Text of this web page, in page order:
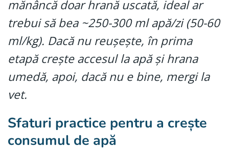
mănâncă doar hrană uscată, ideal ar
trebui să bea ~250-300 ml apă/zi (50-60
ml/kg). Dacă nu reușește, în prima
etapă crește accesul la apă și hrana
umedă, apoi, dacă nu e bine, mergi la
vet.
Sfaturi practice pentru a crește
consumul de apă